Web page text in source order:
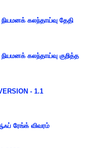
கலந்தாய்வு தேதி
கலந்தாய்வு குறித்த
- 1.1
ரேங்க் விவரம்